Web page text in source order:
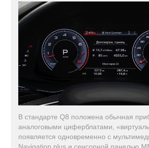
В стандарте Q8 положена обычная
аналоговыми циферблатами,
появляется одновременно с
Navigation plus и сенсорной панелью